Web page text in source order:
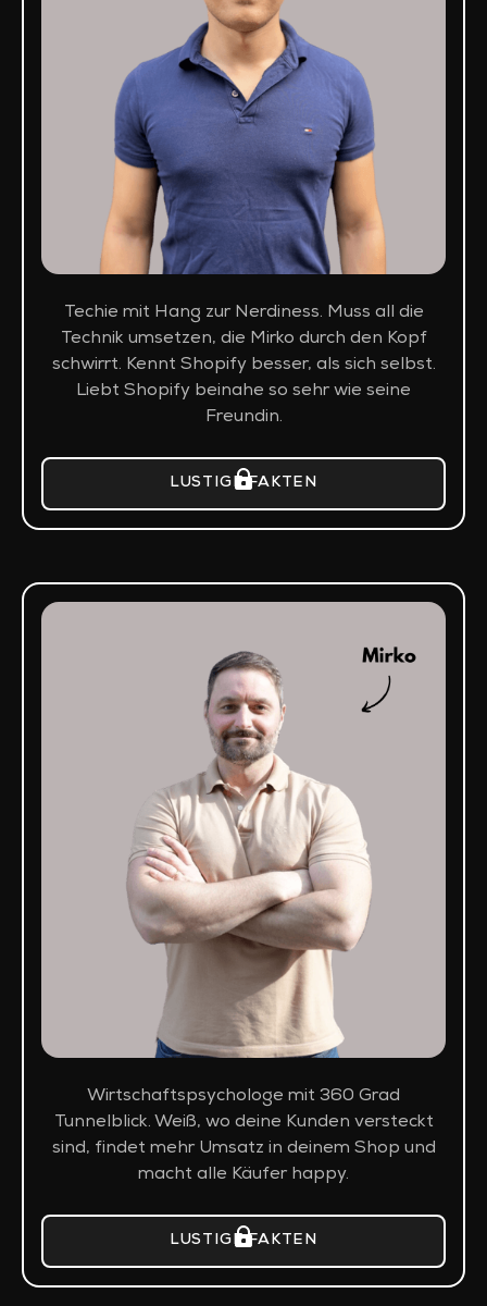
Techie mit Hang zur Nerdiness. Muss all die
Technik umsetzen, die Mirko durch den Kopf
schwirrt. Kennt Shopify besser, als sich selbst.
Liebt Shopify beinahe so sehr wie seine
Freundin.
LUSTIGE FAKTEN
Wirtschaftspsychologe mit 360 Grad
Tunnelblick. Weiß, wo deine Kunden versteckt
sind, findet mehr Umsatz in deinem Shop und
macht alle Käufer happy.
LUSTIGE FAKTEN